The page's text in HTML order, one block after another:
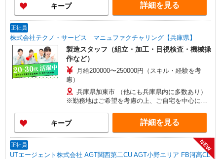
キープ 詳細を見る
正社員
株式会社テクノ・サービス マニュファクチャリング【兵庫県】
製造スタッフ（組立・加工・目視検査・機械操
作など）
月給200000〜250000円（スキル・経験を考
慮）
兵庫県加東市 （他にも兵庫県内に多数あり）
※勤務地はご希望を考慮の上、ご自宅を中心に通
し）
キープ 詳細を見る
正社員
UTエージェント株式会社 AGT関西第二CU AGT小野エリア FB河高CL
NEW